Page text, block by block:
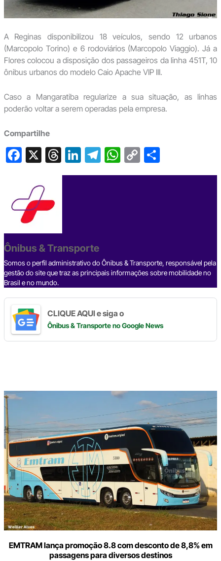
A Reginas disponibilizou 18 veículos, sendo 12 urbanos
(Marcopolo Torino) e 6 rodoviários (Marcopolo Viaggio). Já a
Flores colocou a disposição dos passageiros da linha 451T, 10
ônibus urbanos do modelo Caio Apache VIP III.
Caso a Mangaratiba regularize a sua situação, as linhas
poderão voltar a serem operadas pela empresa.
Compartilhe
F
e
b
o
o
k
X T
hr
s
Li
n
T
el
W
h
C
o
S
h
Ônibus & Transporte
Somos o perfil administrativo do Ônibus & Transporte, responsável pela
gestão do site que traz as principais informações sobre mobilidade no
Brasil e no mundo.
CLIQUE AQUI e siga o
Ônibus & Transporteno Google News
EMTRAM lança promoção 8.8 com desconto de 8,8% em
passagens para diversos destinos
Digite
aqui
o
seu
e-
mail